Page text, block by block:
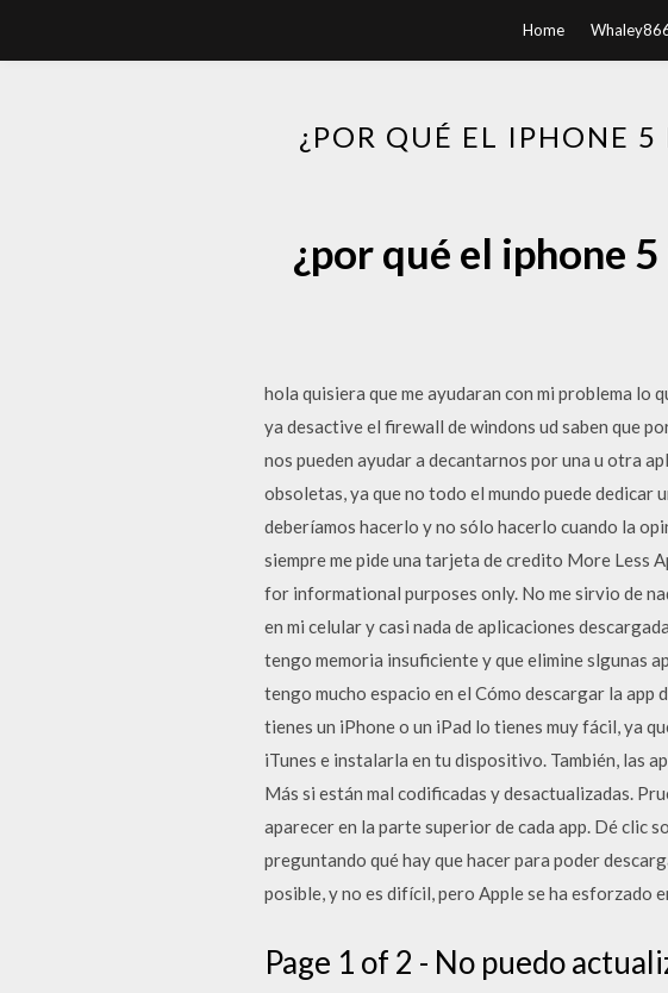
Home
¿POR QUÉ EL IPHONE 5
¿por qué el iphone
hola quisiera que me ayudaran con mi problema lo
ya desactive el firewall de windons ud saben que
nos pueden ayudar a decantarnos por una u otra
obsoletas, ya que no todo el mundo puede dedicar
deberíamos hacerlo y no sólo hacerlo cuando la
siempre me pide una tarjeta de credito More Less
for informational purposes only. No me sirvio de
en mi celular y casi nada de aplicaciones
tengo memoria insuficiente y que elimine slgunas
tengo mucho espacio en el Cómo descargar la app
tienes un iPhone o un iPad lo tienes muy fácil, ya
iTunes e instalarla en tu dispositivo. También, las
Más si están mal codificadas y desactualizadas.
aparecer en la parte superior de cada app. Dé clic
preguntando qué hay que hacer para poder
posible, y no es difícil, pero Apple se ha esforzado
Page 1 of 2 - No puedo